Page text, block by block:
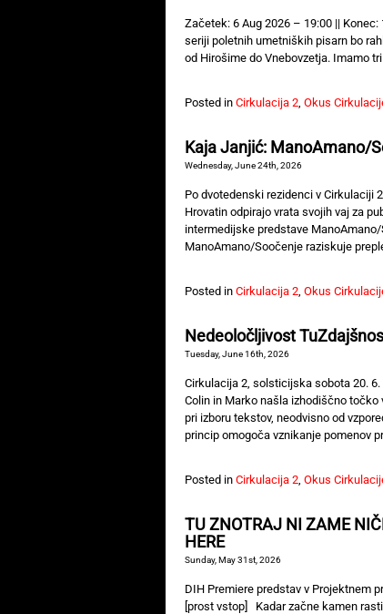
Začetek: 6 Aug 2026 – 19:00 ||
seriji poletnih umetniških pisarn bo
od Hirošime do Vnebovzetja. Imamo
Posted in Cirkulacija 2, Okus
Kaja Janjić: ManoAmano/
Wednesday, June 24th, 2026
Po dvotedenski rezidenci v Cirkulaciji
Hrovatin odpirajo vrata svojih vaj za
intermedijske predstave
ManoAmano/Soočenje raziskuje
Posted in Cirkulacija 2, Okus
Nedeoločljivost
Tuesday, June 16th, 2026
Cirkulacija 2, solsticijska sobota 20.
Colin in Marko našla izhodiščno točko
pri izboru tekstov, neodvisno od
princip omogoča vznikanje pomenov
Posted in Cirkulacija 2, Okus
TU ZNOTRAJ NI ZAME
HERE
Sunday, May 31st, 2026
DIH Premiere predstav v Projektnem
[prost vstop] Kadar začne kamen